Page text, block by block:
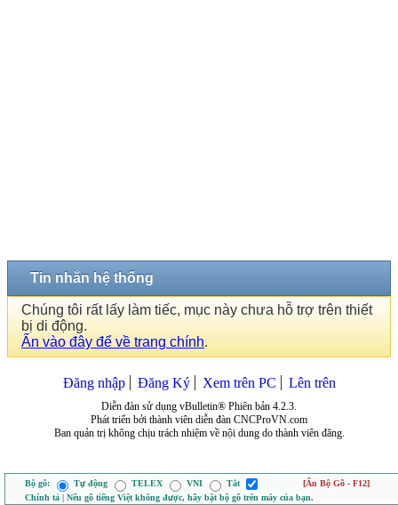
Tin nhắn hệ thống
Chúng tôi rất lấy làm tiếc, mục này chưa hỗ trợ trên thiết
bị di động.
Ấn vào đây để về trang chính.
Đăng nhập Đăng Ký Xem trên PC Lên trên
Diễn đàn sử dụng vBulletin® Phiên bản 4.2.3.
Phát triển bởi thành viên diễn đàn CNCProVN.com
Ban quản trị không chịu trách nhiệm về nội dung do thành viên đăng.
Bộ gõ: Tự động TELEX VNI Tắt
[Ẩn Bộ Gõ - F12]
Chính tả | Nếu gõ tiếng Việt không được, hãy bật bộ gõ trên máy của bạn.